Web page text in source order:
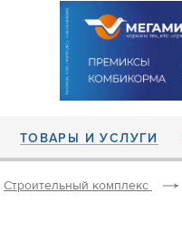
ТОВАРЫ И УСЛУГИ
Строительный комплекс